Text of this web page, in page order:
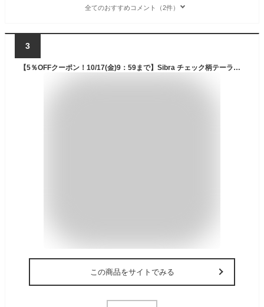
全てのおすすめコメント（2件）
3
【5％OFFクーポン！10/17(金)9：59まで】Sibra チェック柄テーラードジャケット+ミニスカート 韓国ファッション 秋冬 冬服 セットアップ トップス アウター コート 人気 パーティー 通学 通勤 オフェスカジュアル レトロ デート ガーリ
この商品をサイトでみる